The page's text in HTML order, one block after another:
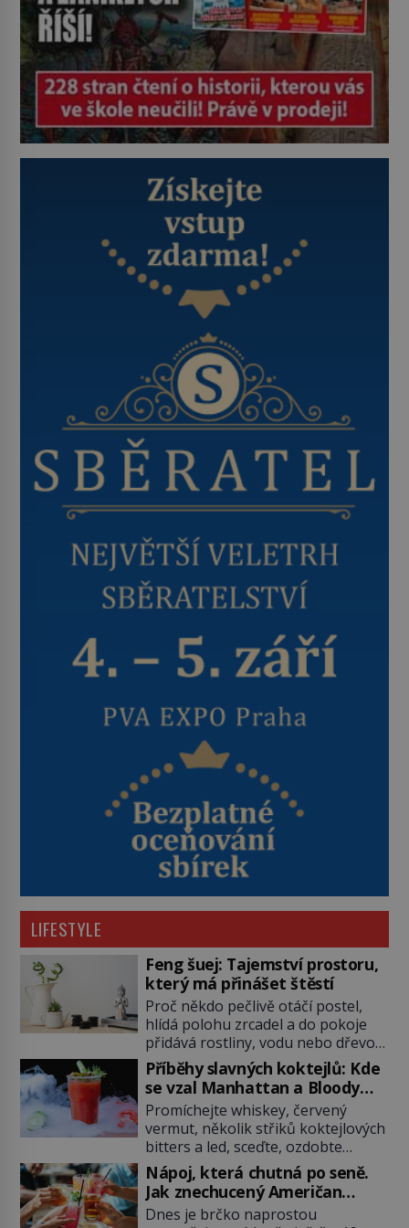
LIFESTYLE
Feng šuej: Tajemství prostoru,
který má přinášet štěstí
Proč někdo pečlivě otáčí postel,
hlídá polohu zrcadel a do pokoje
přidává rostliny, vodu nebo dřevo?
Feng šuej tvrdí, že domov není jen
soubor zdí a nábytku. Je to prostor,
kterým proudí energie čchi a jeho
uspořádání může ovlivňovat, jak se
v něm člověk cítí. Feng šuej má
kořeny ve staré Číně a jeho historie
[…]
Příběhy slavných koktejlů: Kde
se vzal Manhattan a Bloody
Mary?
Promíchejte whiskey, červený
vermut, několik střiků koktejlových
bitters a led, sceďte, ozdobte
koktejlovou třešinkou a tadá…
Manhattan je tu! A pokud to má být
skutečně on, dejte si pozor, ať
místo klasické americké rye
Nápoj, která chutná po seně.
Jak znechucený Američan
vymyslel brčko
Dnes je brčko naprostou